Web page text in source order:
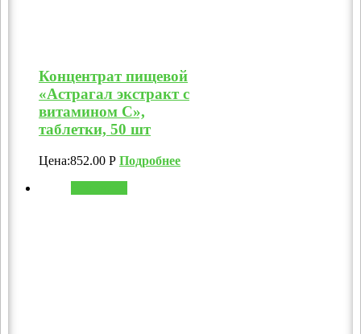
Концентрат пищевой
«Астрагал экстракт с
витамином C»,
таблетки, 50 шт
Цена:852.00 Р Подробнее